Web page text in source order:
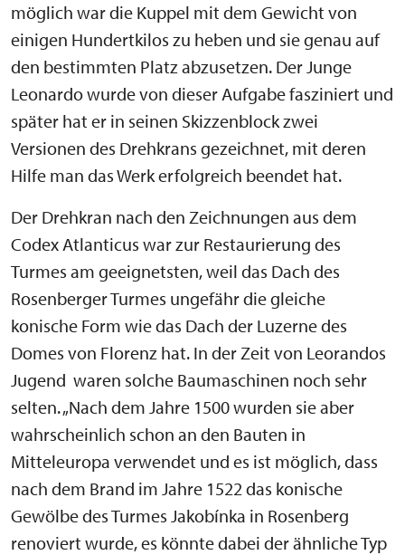
möglich war die Kuppel mit dem Gewicht von
einigen Hundertkilos zu heben und sie genau auf
den bestimmten Platz abzusetzen. Der Junge
Leonardo wurde von dieser Aufgabe fasziniert und
später hat er in seinen Skizzenblock zwei
Versionen des Drehkrans gezeichnet, mit deren
Hilfe man das Werk erfolgreich beendet hat.
Der Drehkran nach den Zeichnungen aus dem
Codex Atlanticus war zur Restaurierung des
Turmes am geeignetsten, weil das Dach des
Rosenberger Turmes ungefähr die gleiche
konische Form wie das Dach der Luzerne des
Domes von Florenz hat. In der Zeit von Leorandos
Jugend waren solche Baumaschinen noch sehr
selten. „Nach dem Jahre 1500 wurden sie aber
wahrscheinlich schon an den Bauten in
Mitteleuropa verwendet und es ist möglich, dass
nach dem Brand im Jahre 1522 das konische
Gewölbe des Turmes Jakobínka in Rosenberg
renoviert wurde, es könnte dabei der ähnliche Typ